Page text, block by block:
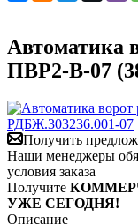
Автоматика
ПВР2-В-07
Получить
Наши менеджеры
условия заказа
Получите
УЖЕ СЕГОДНЯ!
Описание